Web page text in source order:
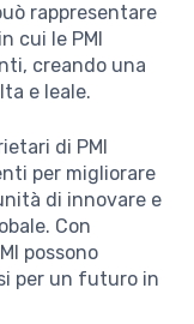
rappresentare
cui le PMI
creando una
e leale.
di PMI
per migliorare
di innovare e
Con
possono
per un futuro in